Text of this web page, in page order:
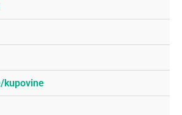
kupovine